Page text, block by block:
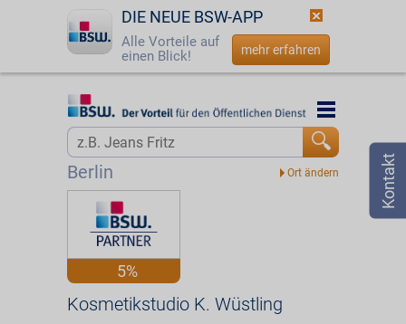
DIE NEUE BSW-APP
Alle Vorteile auf
einen Blick!
mehr erfahren
Startseite
0800 - 279 25 82
Berlin
Startseite
Kosmetikstudio K. Wüstling
5%
Kosmetikstudio K. Wüstling